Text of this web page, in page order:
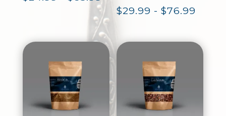
de
precios:
desde
hasta
$29.99 - $76.99